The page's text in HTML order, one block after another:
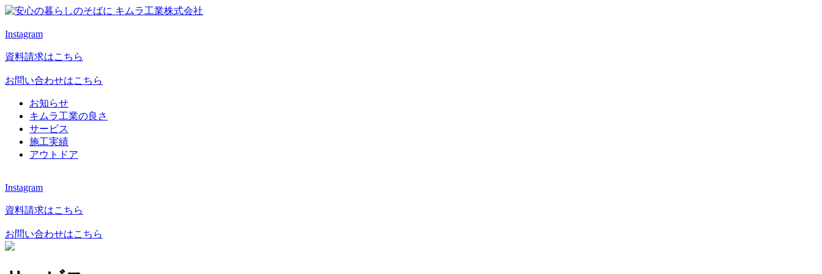
Instagram
資料請求はこちら
お問い合わせはこちら
お知らせ
キムラ工業の良さ
サービス
施工実績
アウトドア
Instagram
資料請求はこちら
お問い合わせはこちら